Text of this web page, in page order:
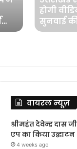
होगी
सुनवाई
वायरल न्यूज़
श्रीमहंत देवेन्द्र
एप का किया उद्घाटन
4 weeks ago